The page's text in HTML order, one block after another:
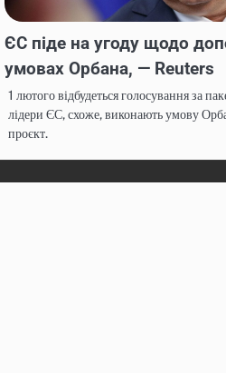
ЄС піде на угоду щодо
умовах Орбана, — Reuters
1 лютого відбудеться голосування за
лідери ЄС, схоже, виконають умову
проєкт.